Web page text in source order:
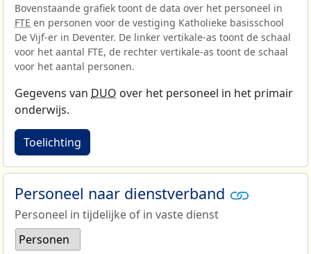
Bovenstaande grafiek toont de data over het personeel in
FTE en personen voor de vestiging Katholieke basisschool
De Vijf-er in Deventer. De linker vertikale-as toont de schaal
voor het aantal FTE, de rechter vertikale-as toont de schaal
voor het aantal personen.
Gegevens van DUO over het personeel in het primair
onderwijs.
Toelichting
Personeel naar dienstverband
Personeel in tijdelijke of in vaste dienst
Personen